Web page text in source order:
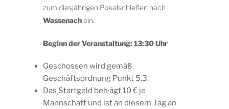
zum diesjährigen Pokalschießen nach
Wassenachein.
Beginn der Veranstaltung: 13:30 Uhr
Geschossen wird gemäß
Geschäftsordnung Punkt 5.3.
Das Startgeld beh·ägt 10 € je
Mannschaft und ist an diesem Tag an